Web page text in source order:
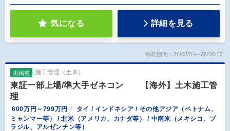
気になる 詳細を見る
掲載期間：26/08/04～26/08/17
再掲載 施工管理（土木）
東証一部上場/準大手ゼネコン 【海外】土木施工管
理
600万円～799万円
タイ / インドネシア / その他アジア（ベトナム、
ミャンマー等） / 北米（アメリカ、カナダ等） / 中南米（メキシコ、ブ
ラジル、アルゼンチン等）